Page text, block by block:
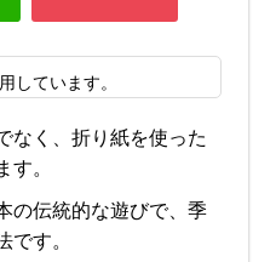
しています。
なく、折り紙を使った
す。
の伝統的な遊びで、季
です。